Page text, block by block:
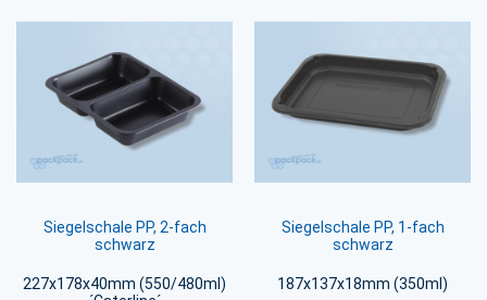
Siegelschale PP, 2-fach
schwarz
227x178x40mm (550/480ml)
Siegelschale PP, 1-fach
schwarz
187x137x18mm (350ml)